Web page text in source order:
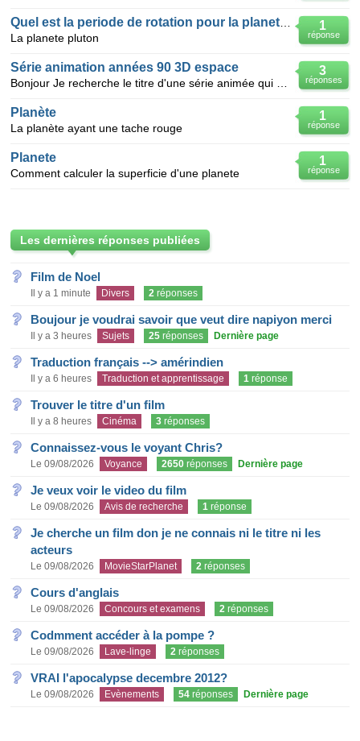
1
réponse
La planete pluton
3
réponses
Série animation années 90 3D espace
1
réponse
Planète
La planète ayant une tache rouge
1
réponse
Planete
Comment calculer la superficie d'une planete
Les dernières réponses publiées
Film de Noel
Il y a 1 minute Divers 2 réponses
Boujour je voudrai savoir que veut dire napiyon merci
Il y a 3 heures Sujets 25 réponses Dernière page
Traduction français --> amérindien
Il y a 6 heures Traduction et apprentissage 1 réponse
Trouver le titre d'un film
Il y a 8 heures Cinéma 3 réponses
Connaissez-vous le voyant Chris?
Le 09/08/2026 Voyance 2650 réponses Dernière page
Je veux voir le video du film
Le 09/08/2026 Avis de recherche 1 réponse
Je cherche un film don je ne connais ni le titre ni les
acteurs
Le 09/08/2026 MovieStarPlanet 2 réponses
Cours d'anglais
Le 09/08/2026 Concours et examens 2 réponses
Codmment accéder à la pompe ?
Le 09/08/2026 Lave-linge 2 réponses
VRAI l'apocalypse decembre 2012?
Le 09/08/2026 Evènements 54 réponses Dernière page